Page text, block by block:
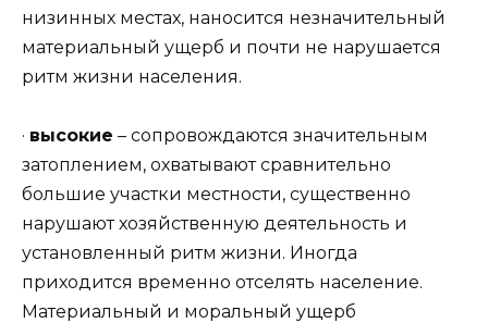
низинных местах, наносится незначительный
материальный ущерб и почти не нарушается
ритм жизни населения.
· высокие – сопровождаются значительным
затоплением, охватывают сравнительно
большие участки местности, существенно
нарушают хозяйственную деятельность и
установленный ритм жизни. Иногда
приходится временно отселять население.
Материальный и моральный ущерб